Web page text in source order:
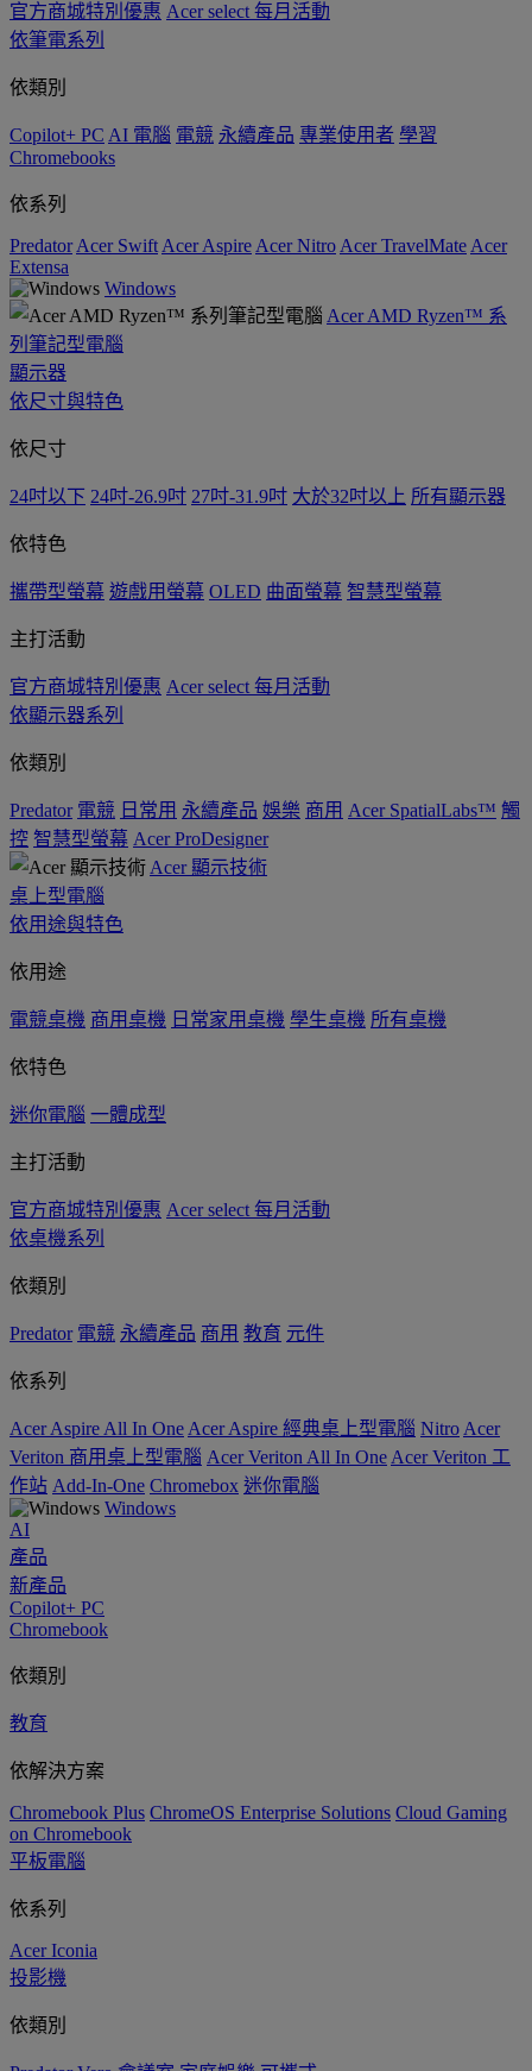
官方商城特別優惠 Acer select 每月活動
依筆電系列
依類別
Copilot+ PC AI 電腦 電競 永續產品 專業使用者 學習
Chromebooks
依系列
Predator Acer Swift Acer Aspire Acer Nitro Acer TravelMate Acer
Extensa
Windows
Acer AMD Ryzen™ 系
列筆記型電腦
顯示器
依尺寸與特色
依尺寸
24吋以下 24吋-26.9吋 27吋-31.9吋 大於32吋以上 所有顯示器
依特色
攜帶型螢幕 遊戲用螢幕 OLED 曲面螢幕 智慧型螢幕
主打活動
官方商城特別優惠 Acer select 每月活動
依顯示器系列
依類別
Predator 電競 日常用 永續產品 娛樂 商用 Acer SpatialLabs™ 觸
控 智慧型螢幕 Acer ProDesigner
Acer 顯示技術
桌上型電腦
依用途與特色
依用途
電競桌機 商用桌機 日常家用桌機 學生桌機 所有桌機
依特色
迷你電腦 一體成型
主打活動
官方商城特別優惠 Acer select 每月活動
依桌機系列
依類別
Predator 電競 永續產品 商用 教育 元件
依系列
Acer Aspire All In One Acer Aspire 經典桌上型電腦 Nitro Acer
Veriton 商用桌上型電腦 Acer Veriton All In One Acer Veriton 工
作站 Add-In-One Chromebox 迷你電腦
Windows
AI
產品
新產品
Copilot+ PC
Chromebook
依類別
教育
依解決方案
Chromebook Plus ChromeOS Enterprise Solutions Cloud Gaming
on Chromebook
平板電腦
依系列
Acer Iconia
投影機
依類別